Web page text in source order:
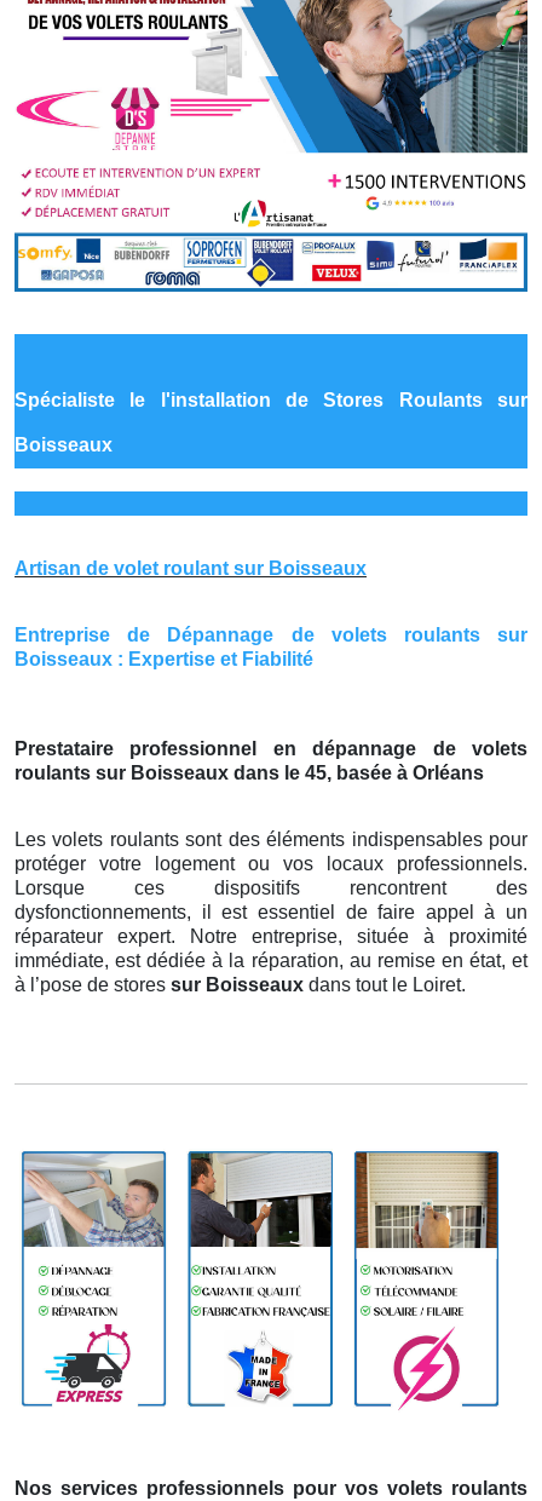
Spécialiste le l'installation de Stores Roulants sur
Boisseaux
Artisan de volet roulant sur Boisseaux
Entreprise de Dépannage de volets roulants sur
Boisseaux : Expertise et Fiabilité
Prestataire professionnel en dépannage de volets
roulants sur Boisseaux dans le 45, basée à Orléans
Les volets roulants sont des éléments indispensables pour
protéger votre logement ou vos locaux professionnels.
Lorsque ces dispositifs rencontrent des
dysfonctionnements, il est essentiel de faire appel à un
réparateur expert. Notre entreprise, située à proximité
immédiate, est dédiée à la réparation, au remise en état, et
à l’pose de stores sur Boisseaux dans tout le Loiret.
Nos services professionnels pour vos volets roulants